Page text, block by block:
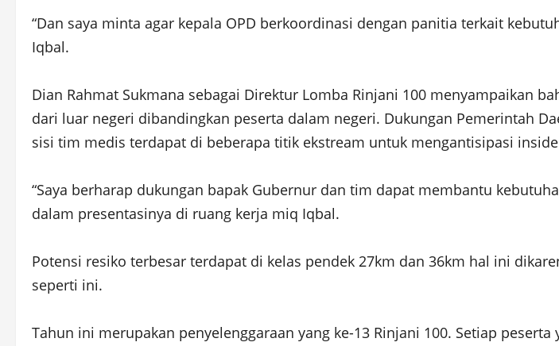
“Dan saya minta agar kepala OPD berkoordinasi dengan panitia terkait
Iqbal.
Dian Rahmat Sukmana sebagai Direktur Lomba Rinjani 100 menyampaikan
dari luar negeri dibandingkan peserta dalam negeri. Dukungan Pemerintah
sisi tim medis terdapat di beberapa titik ekstream untuk mengantisipasi
“Saya berharap dukungan bapak Gubernur dan tim dapat membantu
dalam presentasinya di ruang kerja miq Iqbal.
Potensi resiko terbesar terdapat di kelas pendek 27km dan 36km hal ini
seperti ini.
Tahun ini merupakan penyelenggaraan yang ke-13 Rinjani 100. Setiap